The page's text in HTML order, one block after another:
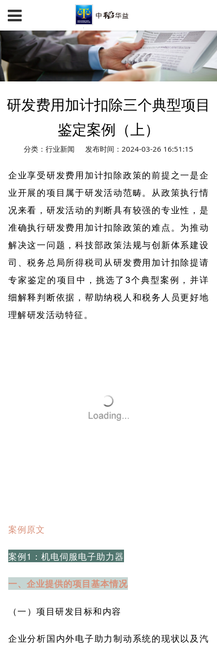
研发费用加计扣除三个典型项目
鉴定案例（上）
分类：行业新闻 发布时间：2024-03-26 16:51:15
企业享受研发费用加计扣除政策的前提之一是企
业开展的项目属于研发活动范畴。从政策执行情
况来看，研发活动的判断具有较强的专业性，是
准确执行研发费用加计扣除政策的难点。为推动
解决这一问题，科技部政策法规与创新体系建设
司、税务总局所得税司从研发费用加计扣除提请
专家鉴定的项目中，挑选了3个典型案例，并详
细解释判断依据，帮助纳税人和税务人员更好地
理解研发活动特征。
案例原文
案例1：机电伺服电子助力器
一、企业提供的项目基本情况
（一）项目研发目标和内容
企业分析国内外电子助力制动系统的现状以及汽